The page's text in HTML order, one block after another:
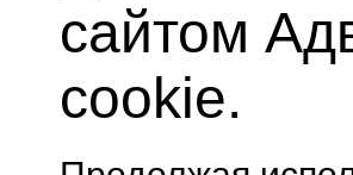
сайтом
cookie.